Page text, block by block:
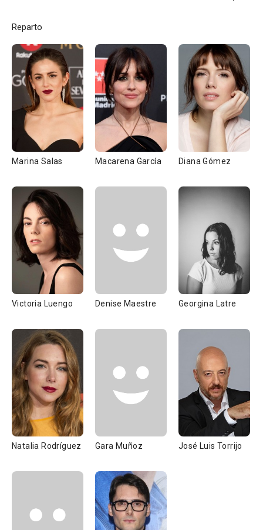
Reparto
Marina Salas Macarena García Diana Gómez
Victoria Luengo Denise Maestre Georgina Latre
Natalia Rodríguez Gara Muñoz José Luis Torrijo